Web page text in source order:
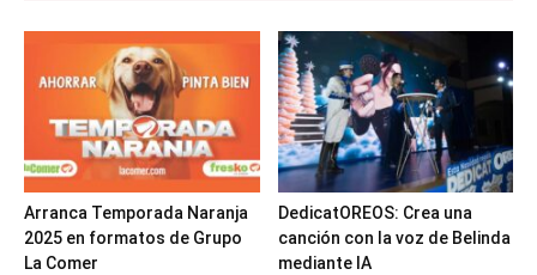
Arranca Temporada Naranja
2025 en formatos de Grupo
La Comer
DedicatOREOS: Crea una
canción con la voz de Belinda
mediante IA